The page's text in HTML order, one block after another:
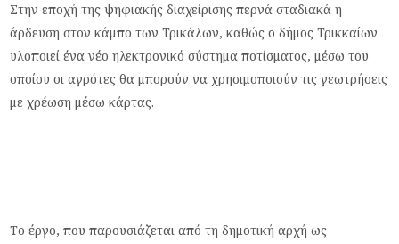
Στην εποχή της ψηφιακής διαχείρισης περνά σταδιακά η
άρδευση στον κάμπο των Τρικάλων, καθώς ο δήμος Τρικκαίων
υλοποιεί ένα νέο ηλεκτρονικό σύστημα ποτίσματος, μέσω του
οποίου οι αγρότες θα μπορούν να χρησιμοποιούν τις γεωτρήσεις
με χρέωση μέσω κάρτας.
Το έργο, που παρουσιάζεται από τη δημοτική αρχή ως